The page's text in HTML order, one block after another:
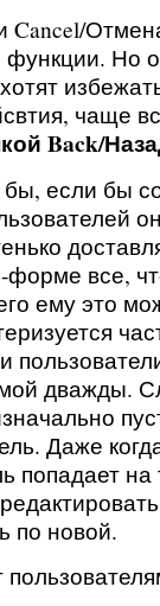
Cancel/
функции. Но
чаще
Back/
бы, если бы
форме все,
ему это
дважды.
Даже
попадает
по новой.